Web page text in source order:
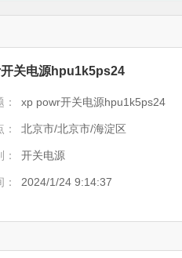
关电源hpu1k5ps24
xp powr开关电源hpu1k5ps24
北京市/北京市/海淀区
开关电源
2024/1/24 9:14:37